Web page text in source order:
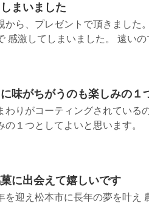
まいました
から、プレゼントで頂きました
感激してしまいました。 遠いの
味がちがうのも楽しみの１
わりがコーティングされている
の１つとしてよいと思いま
に出会えて嬉しいです
を迎え松本市に長年の夢を叶え